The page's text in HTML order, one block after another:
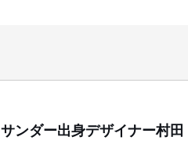
ンダー出身デザイナー村田